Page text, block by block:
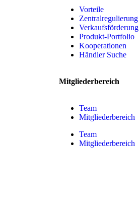
Vorteile
Zentralregulierung
Verkaufsförderung
Produkt-Portfolio
Kooperationen
Händler Suche
Mitgliederbereich
Team
Mitgliederbereich
Team
Mitgliederbereich